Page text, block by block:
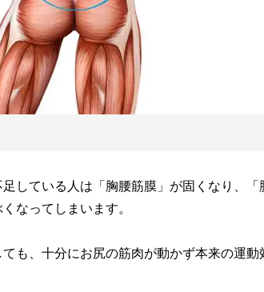
している人は「胸腰筋膜」が固くなり、「
なってしまいます。
も、十分にお尻の筋肉が動かず本来の運動